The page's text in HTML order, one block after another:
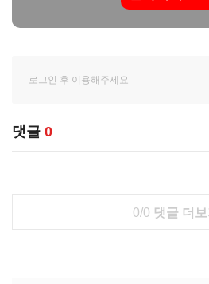
댓글 0
0/0 댓글 더보